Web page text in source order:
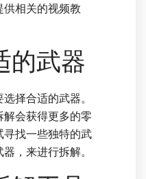
供相关的视频教
的武器
择合适的武器。
会获得更多的零
找一些独特的武
，来进行拆解。